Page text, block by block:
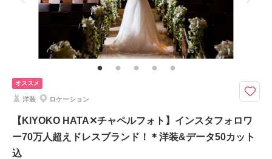
家族と撮影 家族用衣装レンタル ペットと撮影
ご家族との撮影も、追加料金なしで。神聖な空間✕挙式クオリティのドレス
＆タキシード。
まるで本当に結婚式を挙げたかのような、感動のフォトウエディングが叶い
【選べるチャペル】ホテルモントレ仙台・パレスへいあん・ゆりが丘マリア
ージュアンヴィラ・江陽グランドホテル・秋保リゾート ホテルクレセン
ト・アーリー迎賓館（＋22,000円）
このプランで撮影可能な撮影レポート
オススメ
洋装 ロケーション
【KIYOKO HATA✕チャペルフォト】インスタフォロワ
ー70万人超えドレスブランド！＊洋装&データ50カット
込